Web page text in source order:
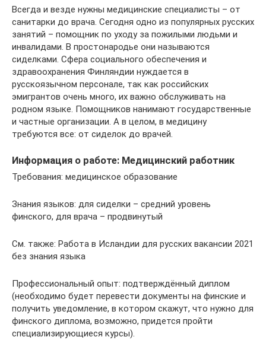
Всегда и везде нужны медицинские специалисты – от
санитарки до врача. Сегодня одно из популярных русских
занятий – помощник по уходу за пожилыми людьми и
инвалидами. В простонародье они называются
сиделками. Сфера социального обеспечения и
здравоохранения Финляндии нуждается в
русскоязычном персонале, так как российских
эмигрантов очень много, их важно обслуживать на
родном языке. Помощников нанимают государственные
и частные организации. А в целом, в медицину
требуются все: от сиделок до врачей.
Информация о работе: Медицинский работник
Требования: медицинское образование
Знания языков: для сиделки – средний уровень
финского, для врача – продвинутый
См. также: Работа в Исландии для русских вакансии 2021
без знания языка
Профессиональный опыт: подтверждённый диплом
(необходимо будет перевести документы на финские и
получить уведомление, в котором скажут, что нужно для
финского диплома, возможно, придется пройти
специализирующиеся курсы).